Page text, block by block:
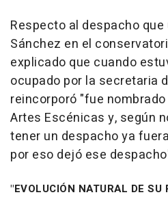
Respecto al despacho
Sánchez en el
explicado que cuando
ocupado por la secretaria
reincorporó "fue
Artes Escénicas y, según
tener un despacho ya
por eso dejó ese
"EVOLUCIÓN NATURAL DE